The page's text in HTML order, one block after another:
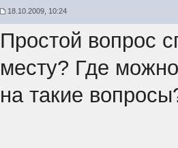
18.10.2009, 10:24
Простой вопрос
месту? Где
на такие